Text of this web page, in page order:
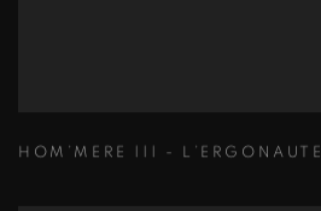
HOM’MERE ||| - L’ERGONAUTE